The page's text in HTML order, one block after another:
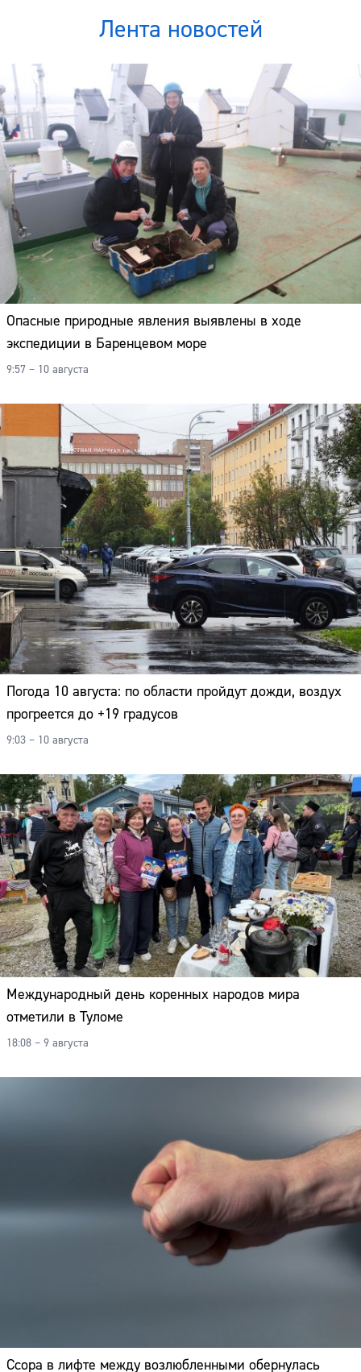
Лента новостей
Опасные природные явления выявлены в ходе
экспедиции в Баренцевом море
9:57 – 10 августа
Погода 10 августа: по области пройдут дожди, воздух
прогреется до +19 градусов
9:03 – 10 августа
Международный день коренных народов мира
отметили в Туломе
18:08 – 9 августа
Ссора в лифте между возлюбленными обернулась